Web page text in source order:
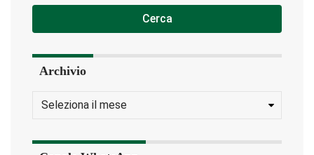
Cerca
Archivio